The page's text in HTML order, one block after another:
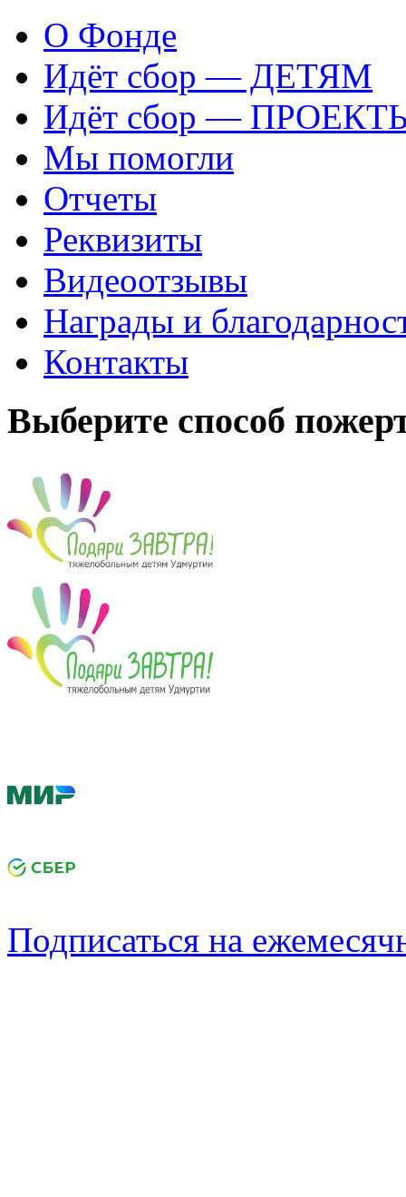
О Фонде
Идёт сбор — ДЕТЯМ
Идёт сбор —
Мы помогли
Отчеты
Реквизиты
Видеоотзывы
Награды и
Контакты
Выберите способ
Подписаться на